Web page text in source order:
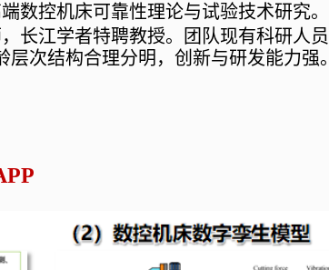
数控机床可靠性理论与试验技术研究。
长江学者特聘教授。团队现有科研人员
次结构合理分明，创新与研发能力强。